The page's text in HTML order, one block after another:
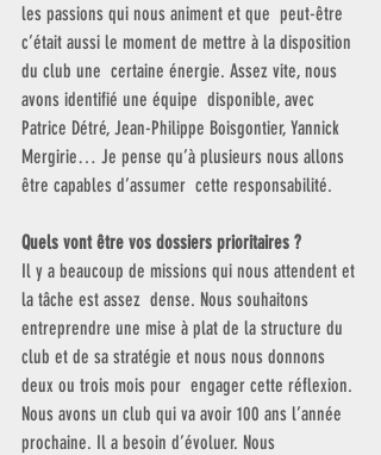
les passions qui nous animent et que  peut-être
c’était aussi le moment de mettre à la disposition
du club une  certaine énergie. Assez vite, nous
avons identifié une équipe  disponible, avec
Patrice Détré, Jean-Philippe Boisgontier, Yannick
Mergirie… Je pense qu’à plusieurs nous allons
être capables d’assumer  cette responsabilité.
Quels vont être vos dossiers prioritaires ?
Il y a beaucoup de missions qui nous attendent et
la tâche est assez  dense. Nous souhaitons
entreprendre une mise à plat de la structure du
club et de sa stratégie et nous nous donnons
deux ou trois mois pour  engager cette réflexion.
Nous avons un club qui va avoir 100 ans l’année
prochaine. Il a besoin d’évoluer. Nous